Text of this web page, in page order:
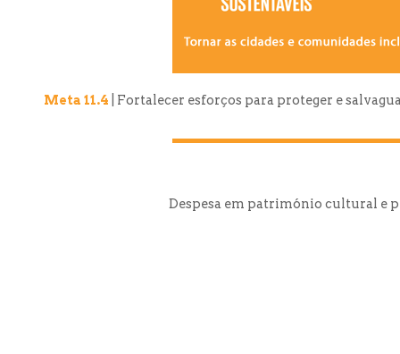
Meta 11.4 | Fortalecer esforços para proteger e
Despesa em património cultural e